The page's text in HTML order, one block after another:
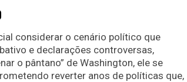
considerar o cenário político que
e declarações controversas,
o pântano” de Washington, ele se
reverter anos de políticas que,